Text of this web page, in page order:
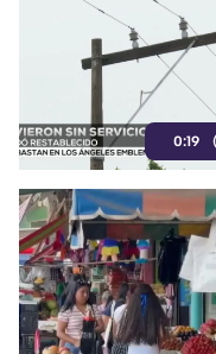
0:19